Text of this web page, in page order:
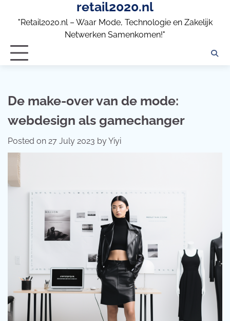
retail2020.nl
"Retail2020.nl – Waar Mode, Technologie en Zakelijk
Netwerken Samenkomen!"
De make-over van de mode:
webdesign als gamechanger
Posted on 27 July 2023 byYiyi